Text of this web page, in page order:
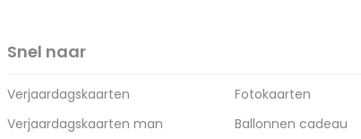
Snel naar
Verjaardagskaarten
Verjaardagskaarten man
Fotokaarten
Ballonnen cadeau